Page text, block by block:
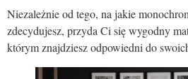
Niezależnie od tego, na jakie
zdecydujesz, przyda Ci się wygodny
którym znajdziesz odpowiedni do